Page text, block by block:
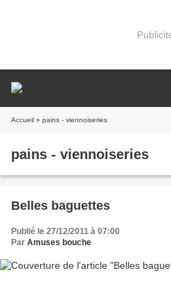
Accueil » pains - viennoiseries
pains - viennoiseries
Belles baguettes
Publié le 27/12/2011 à 07:00
Par Amuses bouche